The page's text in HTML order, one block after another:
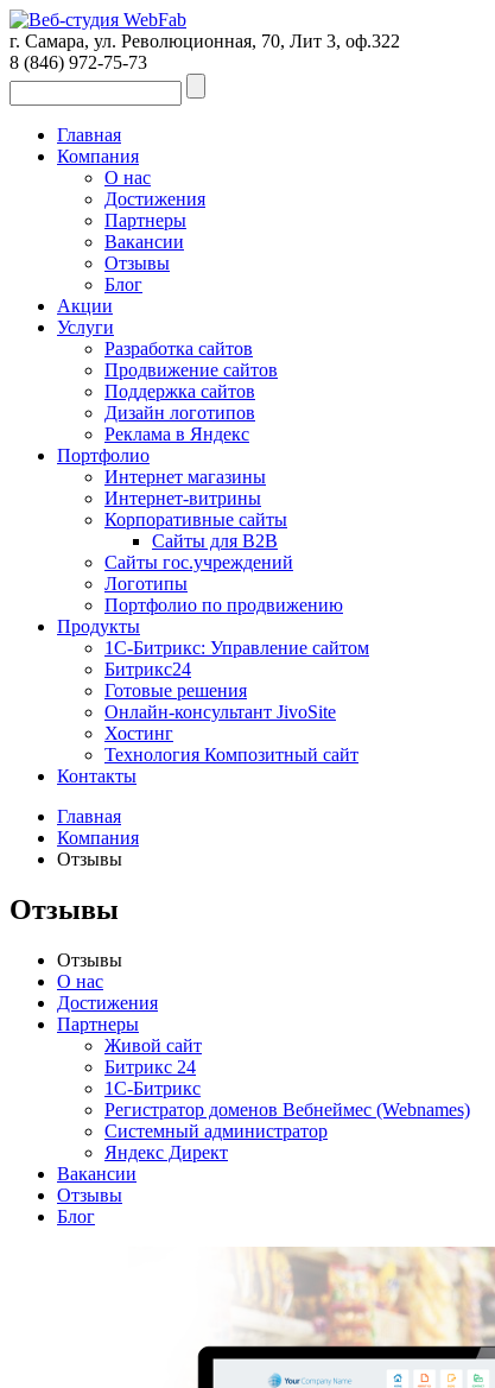
г. Самара, ул. Революционная, 70, Лит 3, оф.322
8 (846) 972-75-73
Главная
Компания
О нас
Достижения
Партнеры
Вакансии
Отзывы
Блог
Акции
Услуги
Разработка сайтов
Продвижение сайтов
Поддержка сайтов
Дизайн логотипов
Реклама в Яндекс
Портфолио
Интернет магазины
Интернет-витрины
Корпоративные сайты
Сайты для B2B
Сайты гос.учреждений
Логотипы
Портфолио по продвижению
Продукты
1С-Битрикс: Управление сайтом
Битрикс24
Готовые решения
Онлайн-консультант JivoSite
Хостинг
Технология Композитный сайт
Контакты
Главная
Компания
Отзывы
Отзывы
Отзывы
О нас
Достижения
Партнеры
Живой сайт
Битрикс 24
1С-Битрикс
Регистратор доменов Вебнеймес (Webnames)
Системный администратор
Яндекс Директ
Вакансии
Отзывы
Блог